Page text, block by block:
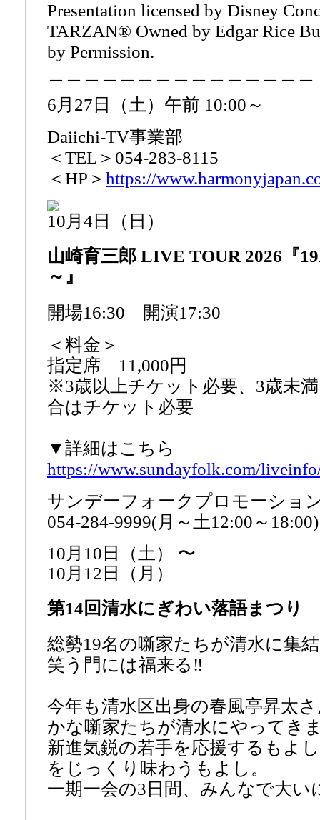
Presentation licensed by Disney
TARZAN® Owned by Edgar Rice
by Permission.
6月27日（土）午前 10:00～
Daiichi‐TV事業部
＜TEL＞054-283-8115
＜HP＞ https://
10月4日（日）
山崎育三郎 LIVE TOUR 2026『
～』
開場16:30 開演17:30
＜料金＞
指定席 11,000円
※3歳以上チケット必要、3歳未
合はチケット必要
▼詳細はこちら
https://www.sundayfolk.com/
サンデーフォークプロモーショ
054-284-9999(月～土12:00～18:00)
10月10日（土） 〜
10月12日（月）
第14回清水にぎわい落語まつり
総勢19名の噺家たちが清水に集
笑う門には福来る‼
今年も清水区出身の春風亭昇太
かな噺家たちが清水にやってき
新進気鋭の若手を応援するもよ
をじっくり味わうもよし。
一期一会の3日間、みんなで大い